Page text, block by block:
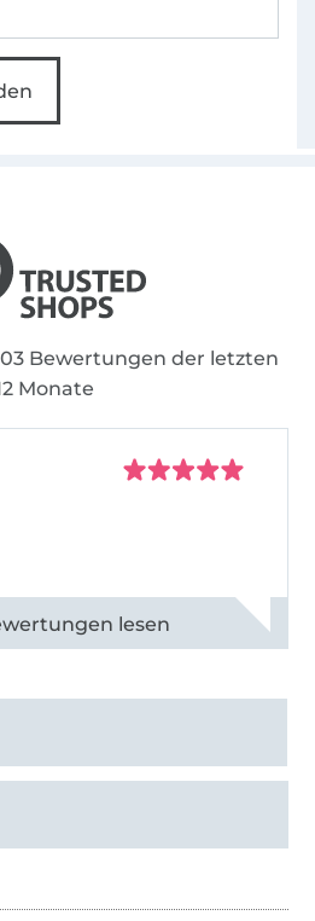
Bewertungen der letzten
Monate
ansehen